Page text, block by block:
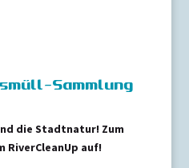
Sammlung
die Stadtnatur! Zum
auf!